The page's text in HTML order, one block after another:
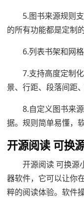
5.图书来源规则
的所有功能都是定制
6.列表书架和网
7.支持高度定制
景、行距、段落间距
8.自定义图书来
据。规则简单易懂，
开源阅读 可换
开源阅读 可换源
器软件，它可以让你
粹的阅读体验。软件